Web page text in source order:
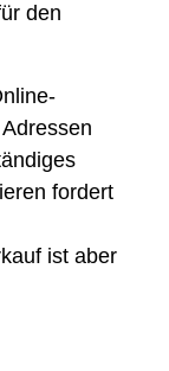
den
fordert
ist aber